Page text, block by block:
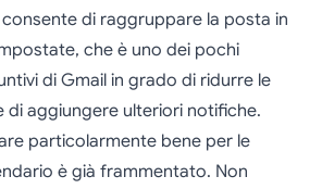
di raggruppare la posta in
che è uno dei pochi
di Gmail in grado di ridurre le
di aggiungere ulteriori notifiche.
particolarmente bene per le
è già frammentato. Non